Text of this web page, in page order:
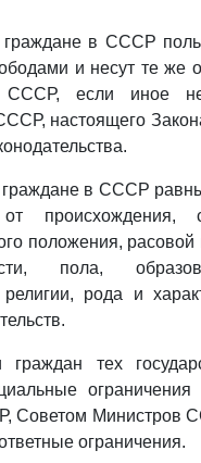
граждане в СССР
и несут те же
СССР, если иное
настоящего
в СССР
происхождения,
положения, расовой
пола,
рода и
граждан тех
Советом Министров
ограничения.